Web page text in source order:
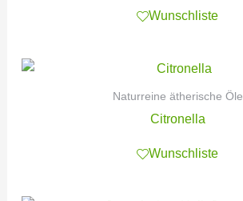
Wunschliste
Naturreine ätherische Öle
Citronella
Wunschliste